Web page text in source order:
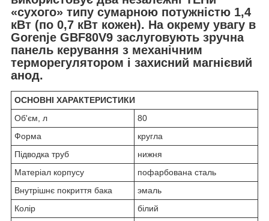
«сухого» типу сумарною потужністю 1,4
кВт (по 0,7 кВт кожен). На окрему увагу в
Gorenje GBF80V9 заслуговують зручна
панель керування з механічним
терморегулятором і захисний магнієвий
анод.
ОСНОВНІ ХАРАКТЕРИСТИКИ
Об'єм, л
80
Форма
кругла
Підводка труб
нижня
Матеріал корпусу
пофарбована сталь
Внутрішнє покриття бака
эмаль
Колір
білий